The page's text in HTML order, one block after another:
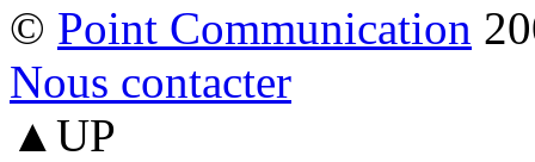
© Point Communication
Nous contacter
▲UP